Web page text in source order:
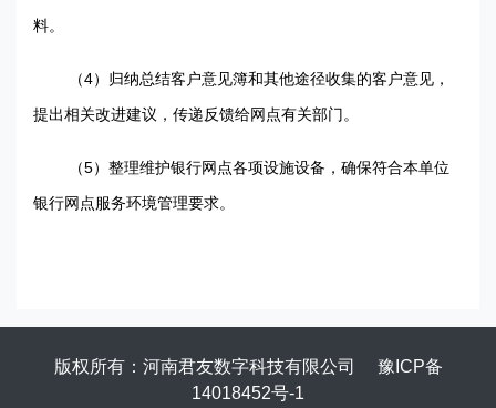
料。
（4）归纳总结客户意见簿和其他途径收集的客户意见，
提出相关改进建议，传递反馈给网点有关部门。
（5）整理维护银行网点各项设施设备，确保符合本单位
银行网点服务环境管理要求。
版权所有：河南君友数字科技有限公司 豫ICP备
14018452号-1